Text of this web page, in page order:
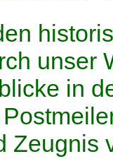
unser
in
Zeugnis